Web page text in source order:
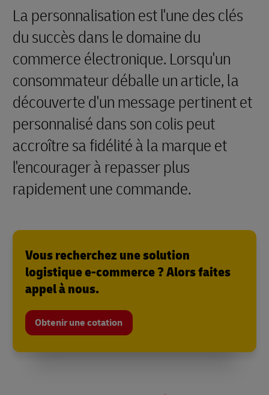
La personnalisation est l'une des clés
du succès dans le domaine du
commerce électronique. Lorsqu'un
consommateur déballe un article, la
découverte d'un message pertinent et
personnalisé dans son colis peut
accroître sa fidélité à la marque et
l'encourager à repasser plus
rapidement une commande.
Vous recherchez une solution
logistique e-commerce ? Alors faites
appel à nous.
Obtenir une cotation